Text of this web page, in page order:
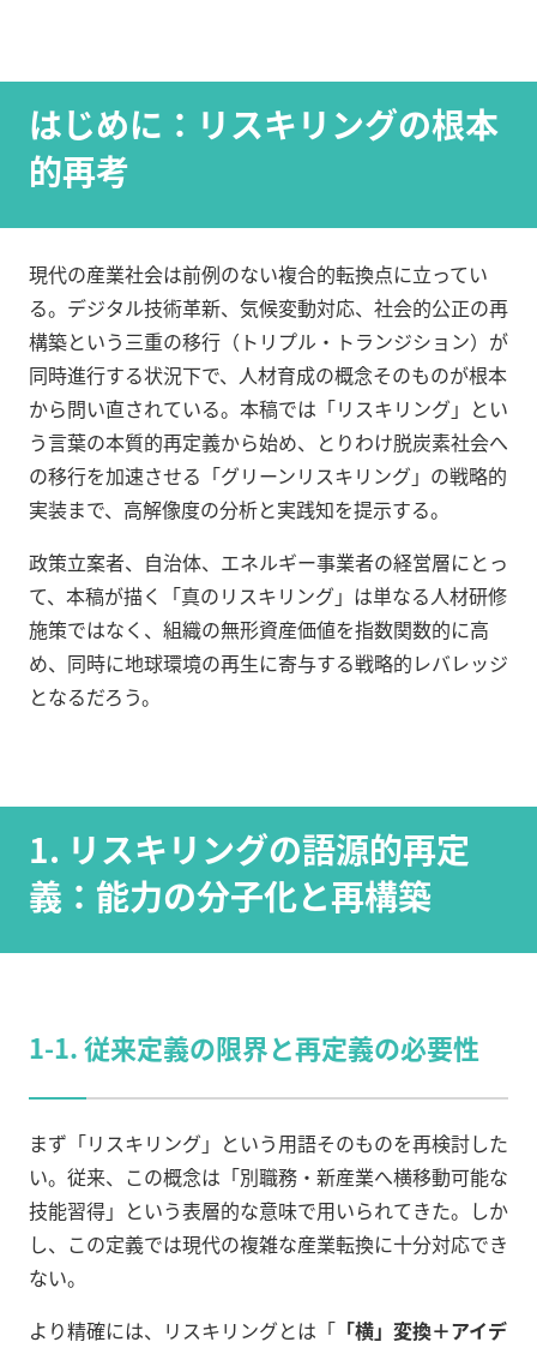
はじめに：リスキリングの根本
的再考
現代の産業社会は前例のない複合的転換点に立ってい
る。デジタル技術革新、気候変動対応、社会的公正の再
構築という三重の移行（トリプル・トランジション）が
同時進行する状況下で、人材育成の概念そのものが根本
から問い直されている。本稿では「リスキリング」とい
う言葉の本質的再定義から始め、とりわけ脱炭素社会へ
の移行を加速させる「グリーンリスキリング」の戦略的
実装まで、高解像度の分析と実践知を提示する。
政策立案者、自治体、エネルギー事業者の経営層にとっ
て、本稿が描く「真のリスキリング」は単なる人材研修
施策ではなく、組織の無形資産価値を指数関数的に高
め、同時に地球環境の再生に寄与する戦略的レバレッジ
となるだろう。
1. リスキリングの語源的再定
義：能力の分子化と再構築
1-1. 従来定義の限界と再定義の必要性
まず「リスキリング」という用語そのものを再検討した
い。従来、この概念は「別職務・新産業へ横移動可能な
技能習得」という表層的な意味で用いられてきた。しか
し、この定義では現代の複雑な産業転換に十分対応でき
ない。
より精確には、リスキリングとは「 「横」変換＋アイデ